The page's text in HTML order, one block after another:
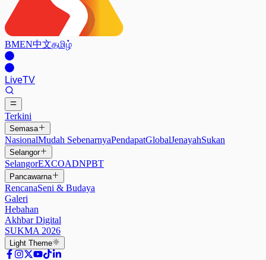
BMEN中文தமிழ்
LiveTV
Terkini
Semasa
NasionalMudah SebenarnyaPendapatGlobalJenayahSukan
Selangor
SelangorEXCOADNPBT
Pancawarna
RencanaSeni & Budaya
Galeri
Hebahan
Akhbar Digital
SUKMA 2026
Light Theme